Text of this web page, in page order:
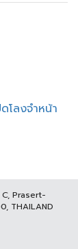
โลงจำหน้า
Prasert-
THAILAND